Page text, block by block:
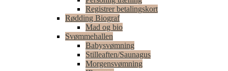
Registrer betalingskort
Rødding Biograf
Mad og bio
Svømmehallen
Babysvømning
Stilleaften/Saunagus
Morgensvømning